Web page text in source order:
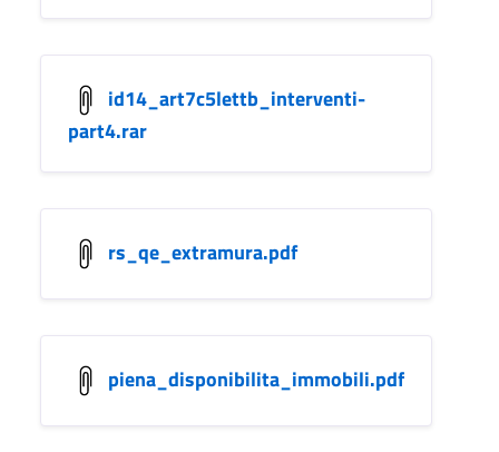
id14_art7c5lettb_interventi-
part4.rar
rs_qe_extramura.pdf
piena_disponibilita_immobili.pdf